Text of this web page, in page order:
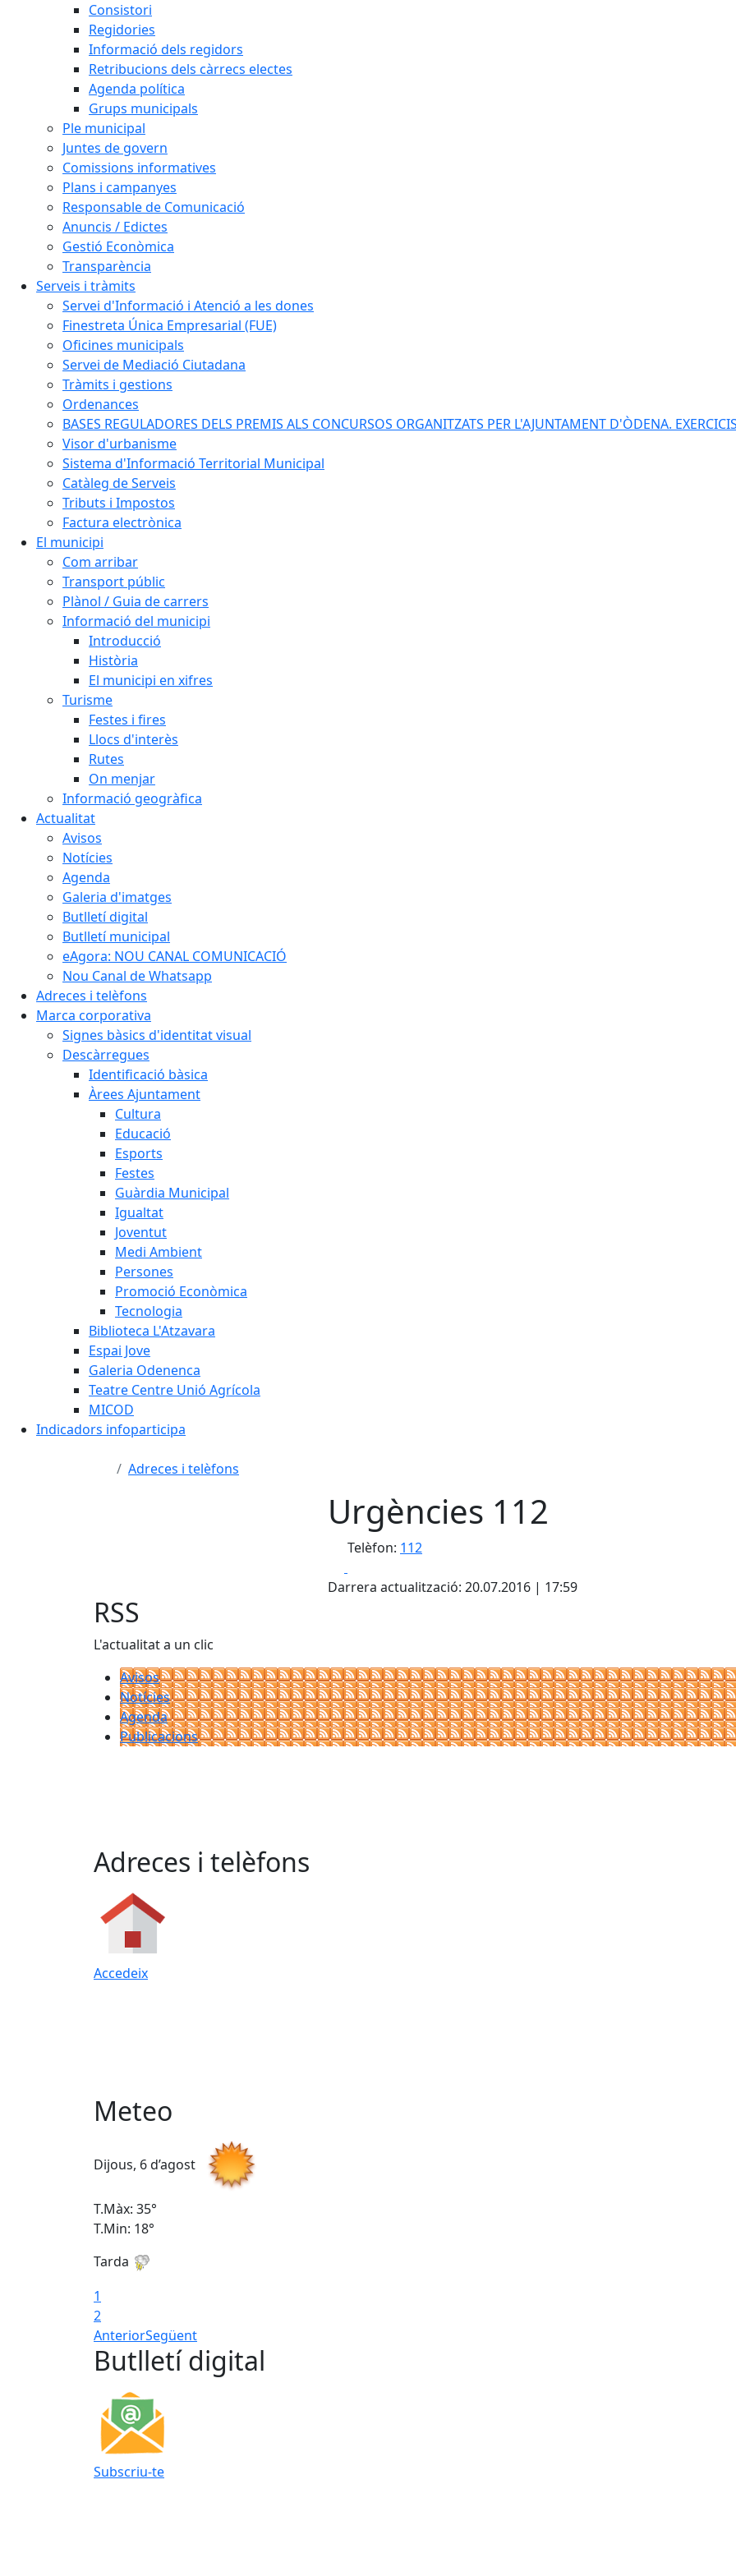
Consistori
Regidories
Informació dels regidors
Retribucions dels càrrecs electes
Agenda política
Grups municipals
Ple municipal
Juntes de govern
Comissions informatives
Plans i campanyes
Responsable de Comunicació
Anuncis / Edictes
Gestió Econòmica
Transparència
Serveis i tràmits
Servei d'Informació i Atenció a les dones
Finestreta Única Empresarial (FUE)
Oficines municipals
Servei de Mediació Ciutadana
Tràmits i gestions
Ordenances
BASES REGULADORES DELS PREMIS ALS CONCURSOS ORGANITZATS PER L'AJUNTAMENT D'ÒDENA.
Visor d'urbanisme
Sistema d'Informació Territorial Municipal
Catàleg de Serveis
Tributs i Impostos
Factura electrònica
El municipi
Com arribar
Transport públic
Plànol / Guia de carrers
Informació del municipi
Introducció
Història
El municipi en xifres
Turisme
Festes i fires
Llocs d'interès
Rutes
On menjar
Informació geogràfica
Actualitat
Avisos
Notícies
Agenda
Galeria d'imatges
Butlletí digital
Butlletí municipal
eAgora: NOU CANAL COMUNICACIÓ
Nou Canal de Whatsapp
Adreces i telèfons
Marca corporativa
Signes bàsics d'identitat visual
Descàrregues
Identificació bàsica
Àrees Ajuntament
Cultura
Educació
Esports
Festes
Guàrdia Municipal
Igualtat
Joventut
Medi Ambient
Persones
Promoció Econòmica
Tecnologia
Biblioteca L'Atzavara
Espai Jove
Galeria Odenenca
Teatre Centre Unió Agrícola
MICOD
Indicadors infoparticipa
Adreces i telèfons
Urgències 112
Telèfon: 112
Darrera actualització: 20.07.2016 | 17:59
RSS
L'actualitat a un clic
Avisos
Notícies
Agenda
Publicacions
Adreces i telèfons
Accedeix
Meteo
Dijous, 6 d’agost
T.Màx: 35°
T.Min: 18°
Tarda
1
2
AnteriorSegüent
Butlletí digital
Subscriu-te